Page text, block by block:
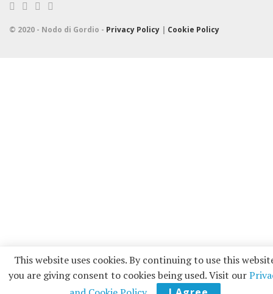
© 2020 - Nodo di Gordio - Privacy Policy | Cookie Policy
This website uses cookies. By continuing to use this
you are giving consent to cookies being used. Visit our